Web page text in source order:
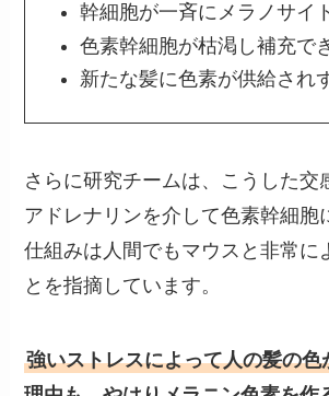
幹細胞が一斉にメラノサイ
色素幹細胞が枯渇し補充で
新たな髪に色素が供給され
さらに研究チームは、こうした交
アドレナリンを介して色素幹細胞
仕組みは人間でもマウスと非常に
とを指摘しています。
強いストレスによって人の髪の色